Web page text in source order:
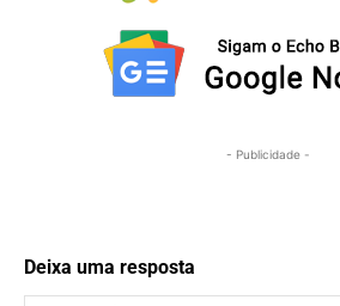
- Publicidade -
Deixa uma resposta